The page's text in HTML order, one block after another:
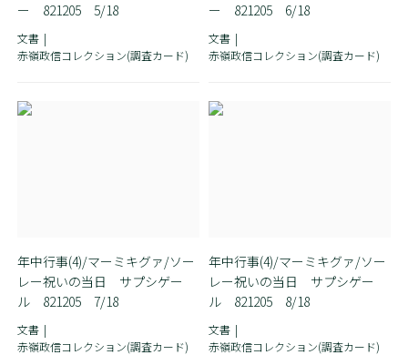
ー 821205 5/18
文書
赤嶺政信コレクション(調査カード)
ー 821205 6/18
文書
赤嶺政信コレクション(調査カード)
年中行事(4)/マーミキグァ/ソー
レー祝いの当日 サプシゲー
ル 821205 7/18
文書
赤嶺政信コレクション(調査カード)
年中行事(4)/マーミキグァ/ソー
レー祝いの当日 サプシゲー
ル 821205 8/18
文書
赤嶺政信コレクション(調査カード)